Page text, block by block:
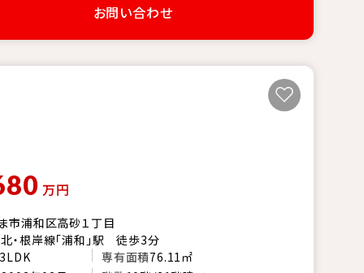
お問い合わせ
万円
市浦和区高砂１丁目
・根岸線「浦和」駅 徒歩3分
3LDK 専有面積76.11㎡